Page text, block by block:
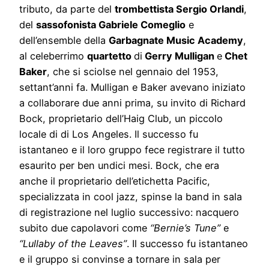
tributo, da parte del trombettista Sergio Orlandi,
del sassofonista Gabriele Comeglio e
dell’ensemble della Garbagnate Music Academy,
al celeberrimo quartetto di Gerry Mulligan e Chet
Baker, che si sciolse nel gennaio del 1953,
settant’anni fa. Mulligan e Baker avevano iniziato
a collaborare due anni prima, su invito di Richard
Bock, proprietario dell’Haig Club, un piccolo
locale di di Los Angeles. Il successo fu
istantaneo e il loro gruppo fece registrare il tutto
esaurito per ben undici mesi. Bock, che era
anche il proprietario dell’etichetta Pacific,
specializzata in cool jazz, spinse la band in sala
di registrazione nel luglio successivo: nacquero
subito due capolavori come “Bernie’s Tune” e
“Lullaby of the Leaves”. Il successo fu istantaneo
e il gruppo si convinse a tornare in sala per